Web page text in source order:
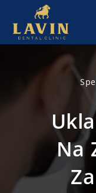
content
Na